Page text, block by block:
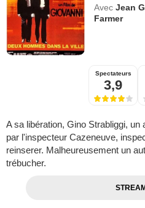
Avec Jean
Farmer
Spectateurs
3,9
A sa libération, Gino Strabliggi,
par l'inspecteur Cazeneuve,
reinserer. Malheureusement un
trébucher.